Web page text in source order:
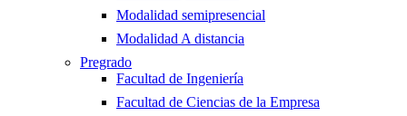
Modalidad semipresencial
Modalidad A distancia
Pregrado
Facultad de Ingeniería
Facultad de Ciencias de la Empresa